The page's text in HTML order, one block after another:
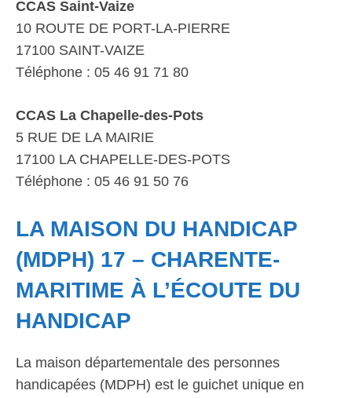
CCAS Saint-Vaize
10 ROUTE DE PORT-LA-PIERRE
17100 SAINT-VAIZE
Téléphone : 05 46 91 71 80
CCAS La Chapelle-des-Pots
5 RUE DE LA MAIRIE
17100 LA CHAPELLE-DES-POTS
Téléphone : 05 46 91 50 76
LA MAISON DU HANDICAP
(MDPH) 17 – CHARENTE-
MARITIME À L’ÉCOUTE DU
HANDICAP
La maison départementale des personnes
handicapées (MDPH) est le guichet unique en